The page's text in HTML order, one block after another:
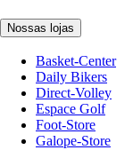
Nossas lojas
Basket-Center
Daily Bikers
Direct-Volley
Espace Golf
Foot-Store
Galope-Store